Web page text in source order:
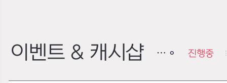
이벤트 & 캐시샵 진행중